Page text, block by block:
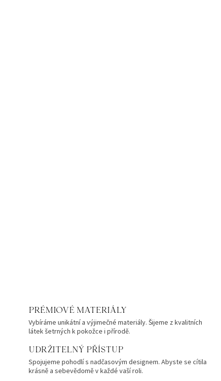
PRÉMIOVÉ MATERIÁLY
Vybíráme unikátní a výjimečné materiály. Šijeme z kvalitních
látek šetrných k pokožce i přírodě.
UDRŽITELNÝ PŘÍSTUP
Spojujeme pohodlí s nadčasovým designem. Abyste se cítila
krásně a sebevědomě v každé vaší roli.